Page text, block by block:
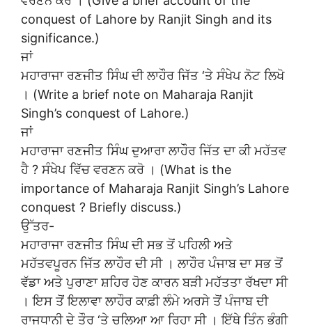
conquest of Lahore by Ranjit Singh and its
significance.)
ਜਾਂ
ਮਹਾਰਾਜਾ ਰਣਜੀਤ ਸਿੰਘ ਦੀ ਲਾਹੌਰ ਜਿੱਤ ‘ਤੇ ਸੰਖੇਪ ਨੋਟ ਲਿਖੋ
। (Write a brief note on Maharaja Ranjit
Singh’s conquest of Lahore.)
ਜਾਂ
ਮਹਾਰਾਜਾ ਰਣਜੀਤ ਸਿੰਘ ਦੁਆਰਾ ਲਾਹੌਰ ਜਿੱਤ ਦਾ ਕੀ ਮਹੱਤਵ
ਹੈ ? ਸੰਖੇਪ ਵਿੱਚ ਵਰਣਨ ਕਰੋ । (What is the
importance of Maharaja Ranjit Singh’s Lahore
conquest ? Briefly discuss.)
ਉੱਤਰ-
ਮਹਾਰਾਜਾ ਰਣਜੀਤ ਸਿੰਘ ਦੀ ਸਭ ਤੋਂ ਪਹਿਲੀ ਅਤੇ
ਮਹੱਤਵਪੂਰਨ ਜਿੱਤ ਲਾਹੌਰ ਦੀ ਸੀ । ਲਾਹੌਰ ਪੰਜਾਬ ਦਾ ਸਭ ਤੋਂ
ਵੱਡਾ ਅਤੇ ਪੁਰਾਣਾ ਸ਼ਹਿਰ ਹੋਣ ਕਾਰਨ ਬੜੀ ਮਹੱਤਤਾ ਰੱਖਦਾ ਸੀ
। ਇਸ ਤੋਂ ਇਲਾਵਾ ਲਾਹੌਰ ਕਾਫ਼ੀ ਲੰਮੇ ਅਰਸੇ ਤੋਂ ਪੰਜਾਬ ਦੀ
ਰਾਜਧਾਨੀ ਦੇ ਤੌਰ ‘ਤੇ ਚਲਿਆ ਆ ਰਿਹਾ ਸੀ । ਇੱਥੇ ਤਿੰਨ ਭੰਗੀ